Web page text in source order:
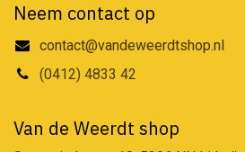
Neem contact op
contact@vandeweerdtshop.nl
(0412) 4833 42
Van de Weerdt shop